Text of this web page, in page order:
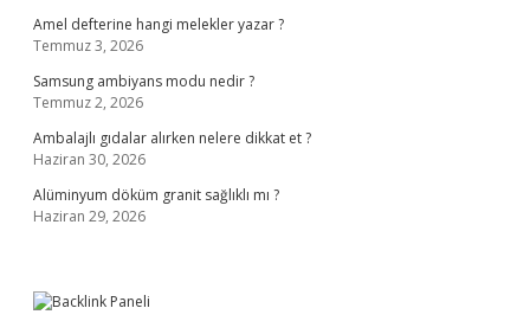
Amel defterine hangi melekler yazar ?
Temmuz 3, 2026
Samsung ambiyans modu nedir ?
Temmuz 2, 2026
Ambalajlı gıdalar alırken nelere dikkat et ?
Haziran 30, 2026
Alüminyum döküm granit sağlıklı mı ?
Haziran 29, 2026